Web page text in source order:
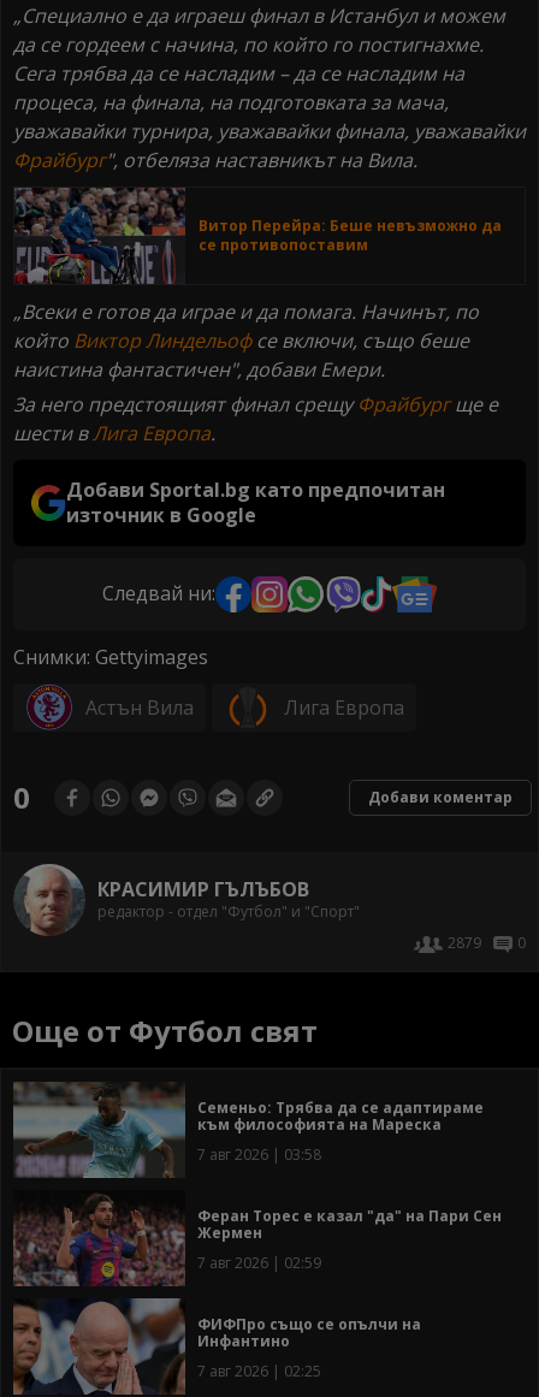
„Специално е да играеш финал в Истанбул и можем
да се гордеем с начина, по който го постигнахме.
Сега трябва да се насладим – да се насладим на
процеса, на финала, на подготовката за мача,
уважавайки турнира, уважавайки финала, уважавайки
Фрайбург", отбеляза наставникът на Вила.
Витор Перейра: Беше невъзможно да
се противопоставим
„Всеки е готов да играе и да помага. Начинът, по
който Виктор Линдельофсе включи, също беше
наистина фантастичен", добави Емери.
За него предстоящият финал срещуФрайбургще е
шести вЛига Европа.
Добави Sportal.bg като предпочитан
източник в Google
Следвай ни:
Снимки: Gettyimages
Астън Вила
Лига Европа
0 Добави коментар
КРАСИМИР ГЪЛЪБОВ
редактор - отдел "Футбол" и "Спорт"
2879
0
Още от Футбол свят
Семеньо: Трябва да се адаптираме
към философията на Мареска
7 авг 2026 | 03:58
Феран Торес е казал "да" на Пари Сен
Жермен
7 авг 2026 | 02:59
ФИФПро също се опълчи на
Инфантино
7 авг 2026 | 02:25